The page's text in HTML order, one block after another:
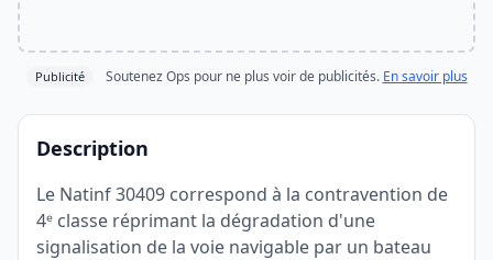
Publicité Soutenez Ops pour ne plus voir de publicités. En savoir plus
Description
Le Natinf 30409 correspond à la contravention de
4ᵉ classe réprimant la dégradation d'une
signalisation de la voie navigable par un bateau